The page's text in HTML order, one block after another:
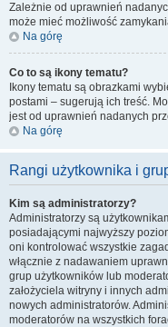
Zależnie od uprawnień
może mieć możliwość
Na górę
Co to są ikony tematu?
Ikony tematu są obrazkami
postami – sugerują ich treść.
jest od uprawnień nadanych
Na górę
Rangi użytkownika i
Kim są administratorzy?
Administratorzy są
posiadającymi najwyższy
oni kontrolować wszystkie
włącznie z nadawaniem
grup użytkowników lub
założyciela witryny i innych
nowych administratorów.
moderatorów na wszystkich